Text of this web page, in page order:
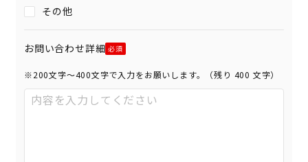
その他
お問い合わせ詳細
※200文字〜400文字で入力をお願いします。（残り 400 文字）